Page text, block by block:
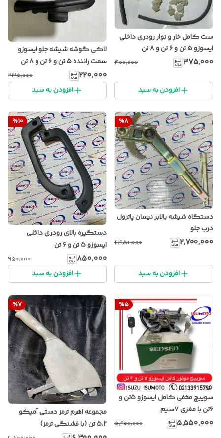
ست کامل خار و نوار رودری داخلی
ایسوزو ۵ تن و ۶ تن و ۸ تن
۳۷۵٬۰۰۰ ۴۰۰٬۰۰۰
افزودن به سبد
لاکی گوشه شیشه جلو ایسوزو
سمت راننده ۵ تن و ۶ تن و ۸ تن
۲۲۰٬۰۰۰ ۲۳۵٬۰۰۰
افزودن به سبد
%8
دستگاه شیشه بالابر نیسان پاترول
درب جلو
۲٬۷۰۰٬۰۰۰ ۲٬۹۵۰٬۰۰۰
افزودن به سبد
%10
دستگیره بالای رودری داخلی
ایسوزو ۵ تن و ۶ تن
۸۵۰٬۰۰۰ ۹۵۰٬۰۰۰
افزودن به سبد
%5
سوییچ مخفی کامل ایسوزو ۵تن و
۶تن با مغزی ۷سیم
۵٬۵۵۰٬۰۰۰ ۵٬۹۰۰٬۰۰۰
%7
مجموعه اهرم ترمز دستی آمیکو
۵.۲ تن (با فشنگی ترمز)